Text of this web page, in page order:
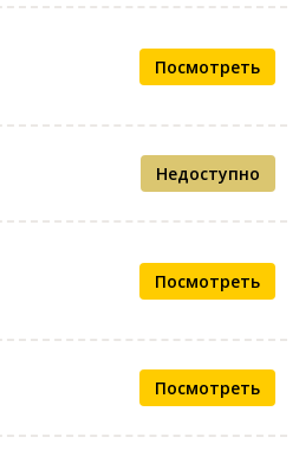
Посмотреть
Недоступно
Посмотреть
Посмотреть